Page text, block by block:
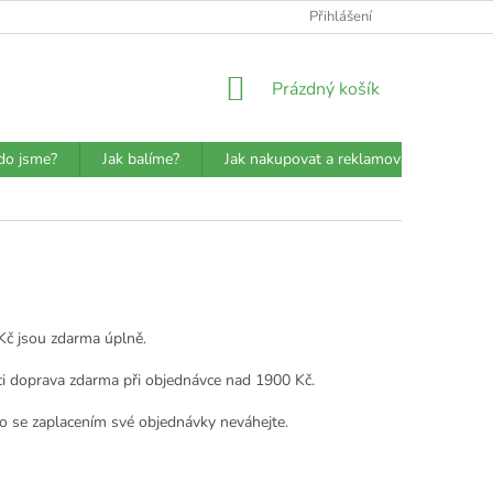
JAK BALÍME?
Přihlášení
NÁKUPNÍ
Prázdný košík
jsme? Jak balíme? Jak nakupovat a reklamovat?
jsou zdarma úplně.
zdarma při objednávce nad 1900 Kč.
zaplacením své objednávky neváhejte.